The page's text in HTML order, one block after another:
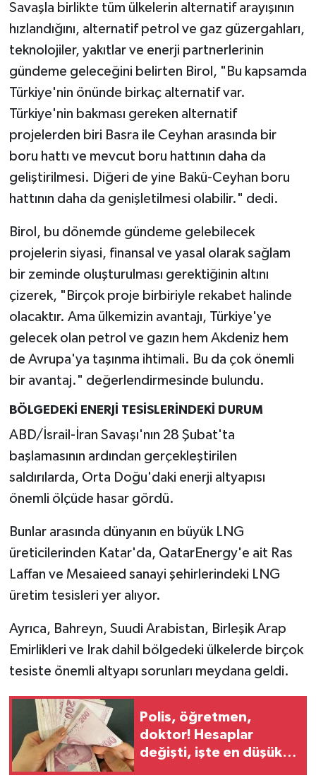
Savaşla birlikte tüm ülkelerin alternatif arayışının
hızlandığını, alternatif petrol ve gaz güzergahları,
teknolojiler, yakıtlar ve enerji partnerlerinin
gündeme geleceğini belirten Birol, "Bu kapsamda
Türkiye'nin önünde birkaç alternatif var.
Türkiye'nin bakması gereken alternatif
projelerden biri Basra ile Ceyhan arasında bir
boru hattı ve mevcut boru hattının daha da
geliştirilmesi. Diğeri de yine Bakü-Ceyhan boru
hattının daha da genişletilmesi olabilir." dedi.
Birol, bu dönemde gündeme gelebilecek
projelerin siyasi, finansal ve yasal olarak sağlam
bir zeminde oluşturulması gerektiğinin altını
çizerek, "Birçok proje birbiriyle rekabet halinde
olacaktır. Ama ülkemizin avantajı, Türkiye'ye
gelecek olan petrol ve gazın hem Akdeniz hem
de Avrupa'ya taşınma ihtimali. Bu da çok önemli
bir avantaj." değerlendirmesinde bulundu.
BÖLGEDEKİ ENERJİ TESİSLERİNDEKİ DURUM
ABD/İsrail-İran Savaşı'nın 28 Şubat'ta
başlamasının ardından gerçekleştirilen
saldırılarda, Orta Doğu'daki enerji altyapısı
önemli ölçüde hasar gördü.
Bunlar arasında dünyanın en büyük LNG
üreticilerinden Katar'da, QatarEnergy'e ait Ras
Laffan ve Mesaieed sanayi şehirlerindeki LNG
üretim tesisleri yer alıyor.
Ayrıca, Bahreyn, Suudi Arabistan, Birleşik Arap
Emirlikleri ve Irak dahil bölgedeki ülkelerde birçok
tesiste önemli altyapı sorunları meydana geldi.
Polis, öğretmen,
doktor! Hesaplar
değişti, işte en düşük